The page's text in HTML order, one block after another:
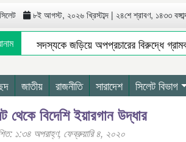
সিলেট ৮ই আগস্ট, ২০২৬ খ্রিস্টাব্দ | ২৪শে শ্রাবণ, ১৪৩৩
ইউপি সদস্যকে জড়িয়ে অপপ্রচারের বিরুদ্ধে
যেসব এলাকায় আজ ৬ ঘণ্টা গ্যাস বন্ধ থাকবে
জাতীয় রাজনীতি সারাদেশ সিলেট বিভাগ
থেকে বিদেশি ইয়ারগান উদ্ধার
১:৩৪ অপরাহ্ণ, ফেব্রুয়ারি ৪, ২০২০